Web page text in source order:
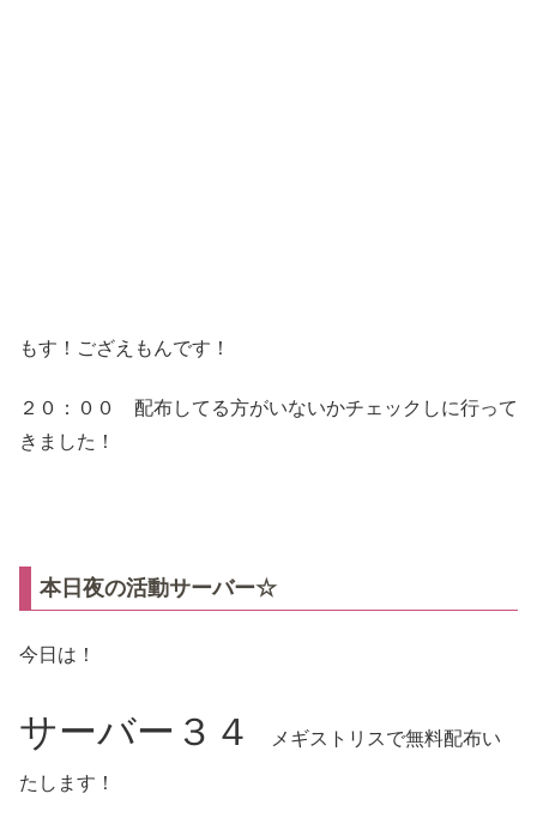
もす！ござえもんです！
２０：００ 配布してる方がいないかチェックしに行って
きました！
本日夜の活動サーバー☆
今日は！
サーバー３４ メギストリスで無料配布い
たします！